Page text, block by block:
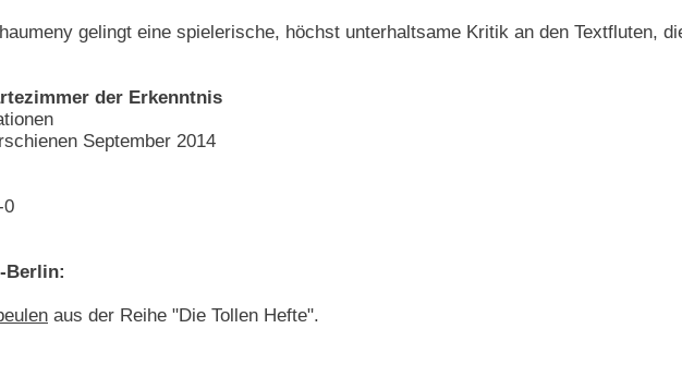
gelingt eine spielerische, höchst unterhaltsame Kritik an den Textfluten,
der Erkenntnis
September 2014
0
Berlin:
aus der Reihe "Die Tollen Hefte".